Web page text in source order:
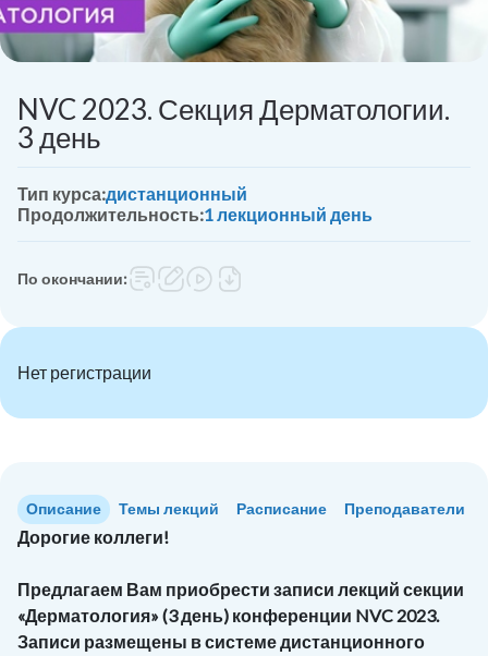
NVC 2023. Секция Дерматологии.
3 день
Тип курса:дистанционный
Продолжительность:1 лекционный день
По окончании:
Нет регистрации
Описание Темы лекций Расписание Преподаватели
Дорогие коллеги!
Предлагаем Вам приобрести записи лекций секции
«Дерматология» (3 день) конференции NVC 2023.
Записи размещены в системе дистанционного